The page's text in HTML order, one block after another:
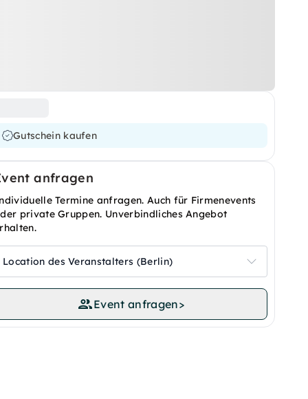
Gutschein kaufen
anfragen
Termine anfragen. Auch für Firmenevents
private Gruppen. Unverbindliches Angebot
Location des Veranstalters (Berlin)
Event anfragen>